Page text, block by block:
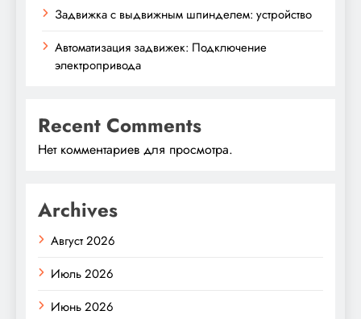
Задвижка с выдвижным шпинделем: устройство
Автоматизация задвижек: Подключение
электропривода
Recent Comments
Нет комментариев для просмотра.
Archives
Август 2026
Июль 2026
Июнь 2026